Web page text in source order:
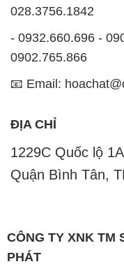
028.3756.1842
- 0932.660.696 -
0902.765.866
📧 Email:
ĐỊA CHỈ
1229C Quốc lộ
Quận Bình Tân,
CÔNG TY XNK TM
PHÁT